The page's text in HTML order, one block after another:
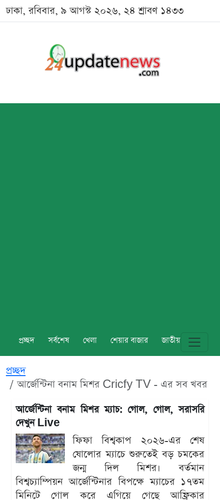
ঢাকা, রবিবার, ৯ আগস্ট ২০২৬, ২৪ শ্রাবণ ১৪৩৩
প্রচ্ছদ সর্বশেষ খেলা শেয়ার বাজার জাতীয় বিশ্ব
প্রচ্ছদ
আর্জেন্টিনা বনাম মিশর Cricfy TV - এর সব খবর
আর্জেন্টিনা বনাম মিশর ম্যাচ: গোল, গোল, সরাসরি
দেখুন Live
ফিফা বিশ্বকাপ ২০২৬-এর শেষ
ষোলোর ম্যাচে শুরুতেই বড় চমকের
জন্ম দিল মিশর। বর্তমান
বিশ্বচ্যাম্পিয়ন আর্জেন্টিনার বিপক্ষে ম্যাচের ১৭তম
মিনিটে গোল করে এগিয়ে গেছে আফ্রিকার